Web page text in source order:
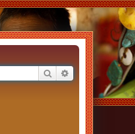
RechercherRecherche